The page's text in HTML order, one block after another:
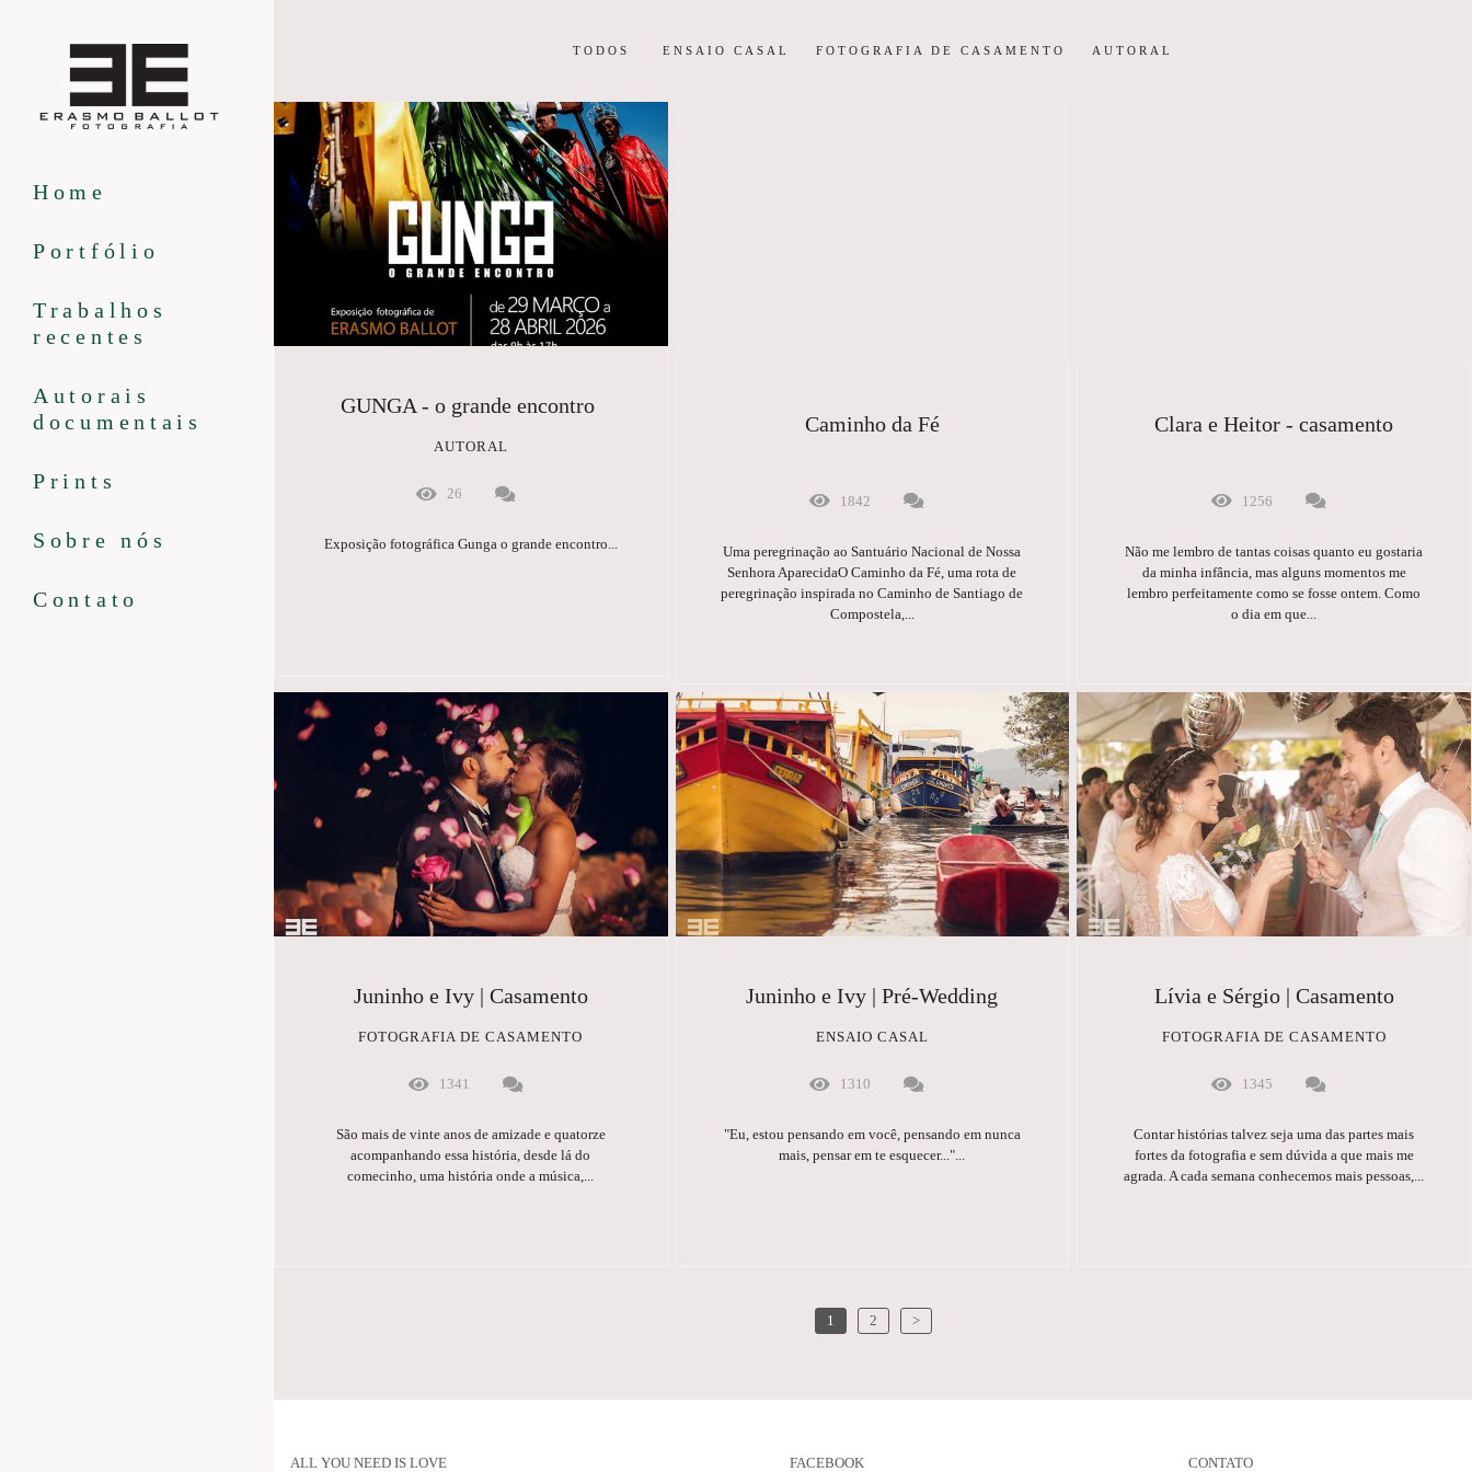
Home
Portfólio
Trabalhos
recentes
Autorais
documentais
Prints
Sobre nós
Contato
TODOS ENSAIO CASAL FOTOGRAFIA DE CASAMENTO AUTORAL
GUNGA - o grande encontro
AUTORAL
26
Exposição fotográfica Gunga o grande encontro...
Caminho da Fé
1842
Uma peregrinação ao Santuário Nacional de Nossa
Senhora AparecidaO Caminho da Fé, uma rota de
peregrinação inspirada no Caminho de Santiago de
Compostela,...
Clara e Heitor - casamento
1256
Não me lembro de tantas coisas quanto eu gostaria
da minha infância, mas alguns momentos me
lembro perfeitamente como se fosse ontem. Como
o dia em que...
Juninho e Ivy | Casamento
FOTOGRAFIA DE CASAMENTO
1341
São mais de vinte anos de amizade e quatorze
acompanhando essa história, desde lá do
comecinho, uma história onde a música,...
Juninho e Ivy | Pré-Wedding
ENSAIO CASAL
1310
"Eu, estou pensando em você, pensando em nunca
mais, pensar em te esquecer..."...
Lívia e Sérgio | Casamento
FOTOGRAFIA DE CASAMENTO
1345
Contar histórias talvez seja uma das partes mais
fortes da fotografia e sem dúvida a que mais me
agrada. A cada semana conhecemos mais pessoas,...
1 2 >
ALL YOU NEED IS LOVE FACEBOOK CONTATO